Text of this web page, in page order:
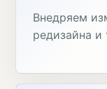
Внедряем
редизайна и